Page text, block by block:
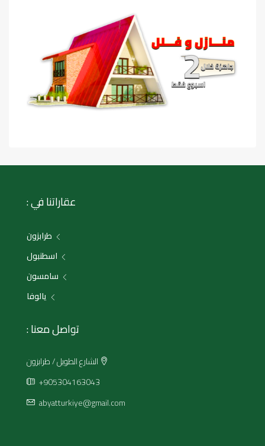
عقاراتنا في :
طرابزون
اسطنبول
سامسون
يالوفا
تواصل معنا :
الشارع الطويل / طرابزون
+905304163043
abyatturkiye@gmail.com